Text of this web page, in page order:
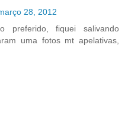
28, 2012
preferido, fiquei salivando
uma fotos mt apelativas,